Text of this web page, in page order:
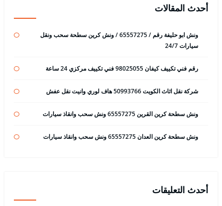
أحدث المقالات
ونش ابو حليفة رقم / 65557275 / ونش كرين سطحة سحب ونقل
سيارات 24/7
رقم فني تكييف كيفان 98025055 فني تكييف مركزي 24 ساعة
شركة نقل اثاث الكويت 50993766 هاف لوري وانيت نقل عفش
ونش سطحة كرين القرين 65557275 ونش سحب وانقاذ سيارات
ونش سطحة كرين العدان 65557275 ونش سحب وانقاذ سيارات
أحدث التعليقات